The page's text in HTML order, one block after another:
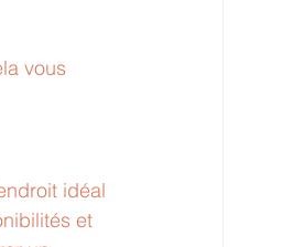
vous
idéal
et